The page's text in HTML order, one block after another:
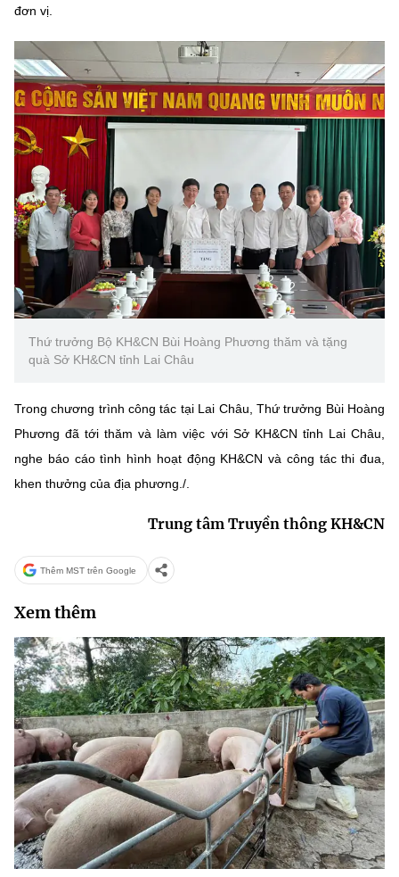
đơn vị.
Thứ trưởng Bộ KH&CN Bùi Hoàng Phương thăm và tặng
quà Sở KH&CN tỉnh Lai Châu
Trong chương trình công tác tại Lai Châu, Thứ trưởng Bùi Hoàng
Phương đã tới thăm và làm việc với Sở KH&CN tỉnh Lai Châu,
nghe báo cáo tình hình hoạt động KH&CN và công tác thi đua,
khen thưởng của địa phương./.
Trung tâm Truyền thông KH&CN
Thêm MST trên Google
Xem thêm